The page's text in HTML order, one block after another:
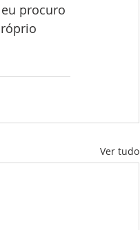
procuro
Ver tudo